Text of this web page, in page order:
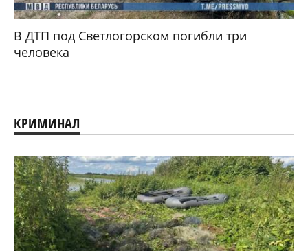
В ДТП под Светлогорском погибли три
человека
КРИМИНАЛ